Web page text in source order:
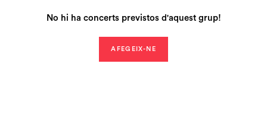
No hi ha concerts previstos d'aquest grup!
AFEGEIX-NE